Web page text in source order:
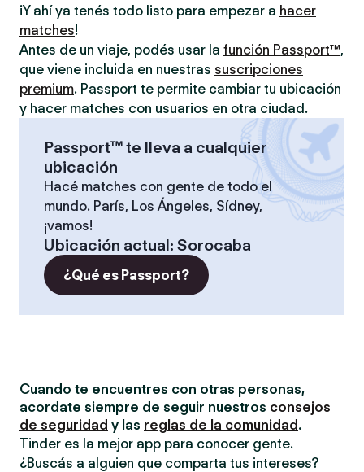
¡Y ahí ya tenés todo listo para empezar a hacer
matches!
Antes de un viaje, podés usar la función Passport™,
que viene incluida en nuestras suscripciones
premium. Passport te permite cambiar tu ubicación
y hacer matches con usuarios en otra ciudad.
Passport™ te lleva a cualquier
ubicación
Hacé matches con gente de todo el
mundo. París, Los Ángeles, Sídney,
¡vamos!
Ubicación actual: Sorocaba
¿Qué es Passport?
Cuando te encuentres con otras personas,
acordate siempre de seguir nuestros consejos
de seguridad y las reglas de la comunidad .
Tinder es la mejor app para conocer gente.
¿Buscás a alguien que comparta tus intereses?